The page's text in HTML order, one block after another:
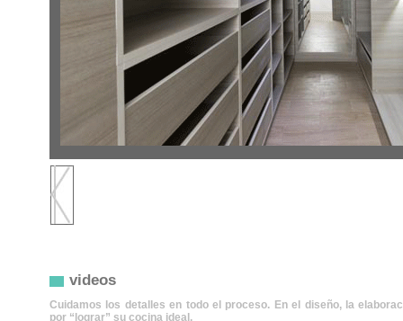
videos
Cuidamos los detalles en todo el proceso. En el diseño, la
por “lograr” su cocina ideal.